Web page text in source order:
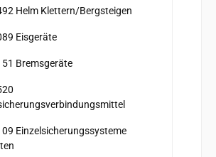
Helm Klettern/Bergsteigen
Eisgeräte
Bremsgeräte
Einzelsicherungssysteme